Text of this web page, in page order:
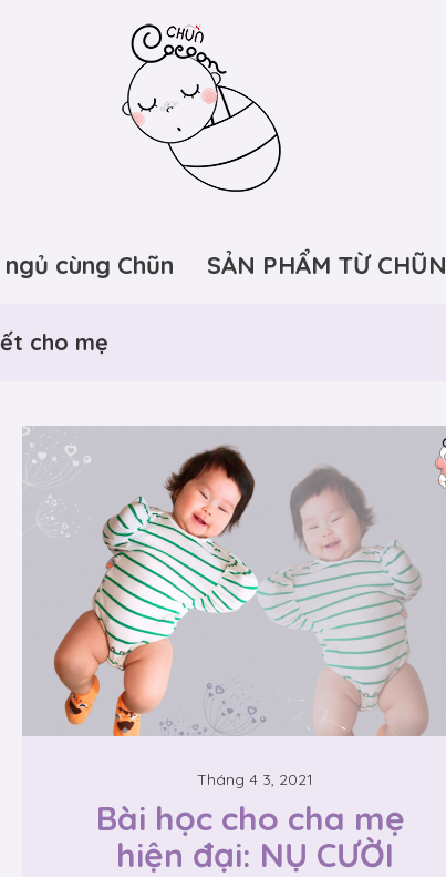
cùng Chũn SẢN PHẨM TỪ CHŨN
cho mẹ
Tháng 4 3, 2021
Bài học cho cha mẹ
hiện đại: NỤ CƯỜI